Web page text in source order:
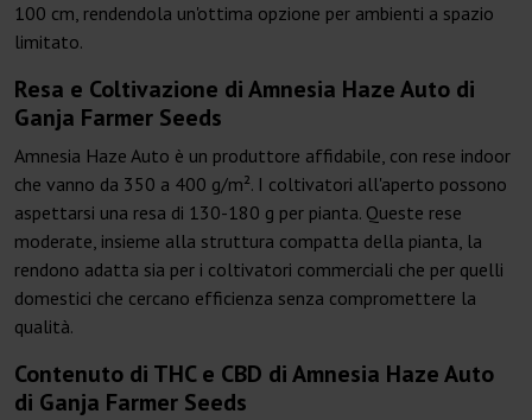
100 cm, rendendola un'ottima opzione per ambienti a spazio
limitato.
Resa e Coltivazione di Amnesia Haze Auto di
Ganja Farmer Seeds
Amnesia Haze Auto è un produttore affidabile, con rese indoor
che vanno da 350 a 400 g/m². I coltivatori all'aperto possono
aspettarsi una resa di 130-180 g per pianta. Queste rese
moderate, insieme alla struttura compatta della pianta, la
rendono adatta sia per i coltivatori commerciali che per quelli
domestici che cercano efficienza senza compromettere la
qualità.
Contenuto di THC e CBD di Amnesia Haze Auto
di Ganja Farmer Seeds